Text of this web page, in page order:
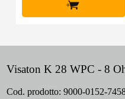
+
Visaton K 28 WPC - 8
Cod. prodotto: 9000-0152-